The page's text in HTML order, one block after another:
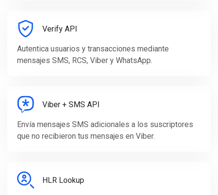
Verify API
Autentica usuarios y transacciones mediante
mensajes SMS, RCS, Viber y WhatsApp.
Viber + SMS API
Envía mensajes SMS adicionales a los suscriptores
que no recibieron tus mensajes en Viber.
HLR Lookup